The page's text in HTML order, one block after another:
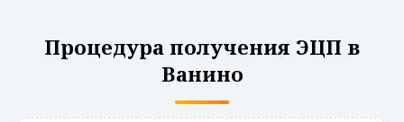
Процедура получения ЭЦП в
Ванино